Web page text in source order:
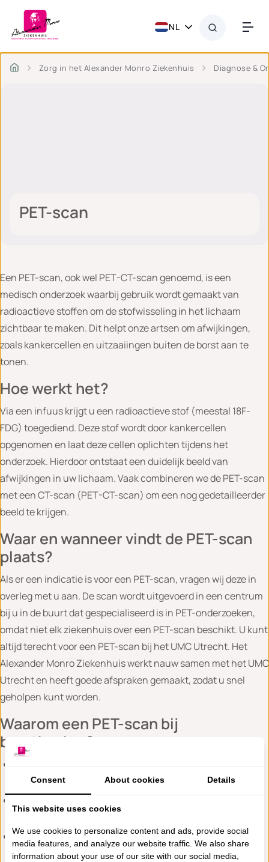
NL
Zorg in het Alexander Monro Ziekenhuis Diagnose &
PET-scan
Een PET-scan, ook wel PET-CT-scan genoemd, is een
medisch onderzoek waarbij gebruik wordt gemaakt van
radioactieve stoffen om de stofwisseling in het lichaam
zichtbaar te maken. Dit helpt onze artsen om afwijkingen,
zoals kankercellen en uitzaaiingen buiten de borst aan te
tonen.
Hoe werkt het?
Via een infuus krijgt u een radioactieve stof (meestal 18F-
FDG) toegediend. Deze stof wordt door kankercellen
opgenomen en laat deze cellen oplichten tijdens het
onderzoek. Hierdoor ontstaat een duidelijk beeld van
afwijkingen in uw lichaam. Vaak combineren we de PET-scan
met een CT-scan (PET-CT-scan) om een nog gedetailleerder
beeld te krijgen.
Waar en wanneer vindt de PET-scan
plaats?
Als er een indicatie is voor een PET-scan, vragen wij deze in
overleg met u aan. De scan wordt uitgevoerd in een centrum
bij u in de buurt dat gespecialiseerd is in PET-onderzoeken,
omdat niet elk ziekenhuis over een PET-scan beschikt. U kunt
altijd terecht voor een PET-scan bij het UMC Utrecht. Het
Alexander Monro Ziekenhuis werkt nauw samen met het UMC
Utrecht en heeft goede afspraken gemaakt, zodat u snel
geholpen kunt worden.
Waarom een PET-scan bij
borstkanker?
Opsporen van uitzaaiingen: De scan helpt bij het vinden
van uitzaaiingen buiten de borst.
Ondersteuning bij het behandelplan: De uitslag helpt uw
arts om het beste behandelplan voor u op te stellen.
Consent About cookies Details
This website uses cookies
We use cookies to personalize content and ads, provide social
media features, and analyze our website traffic. We also share
information about your use of our site with our social media,